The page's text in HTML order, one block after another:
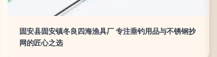
固安县固安镇冬良四海渔具厂 专注垂钓用品与不锈钢抄
网的匠心之选